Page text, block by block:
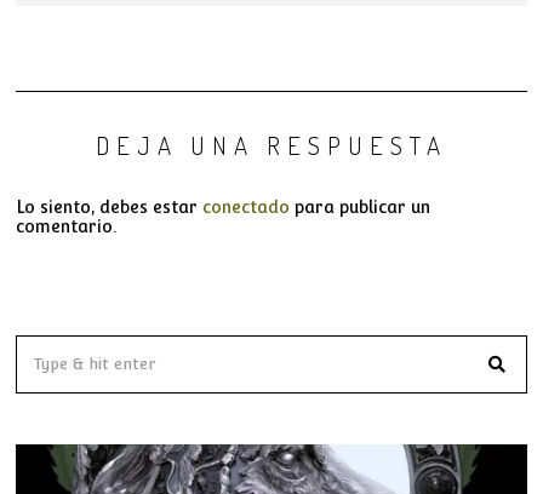
DEJA UNA RESPUESTA
Lo siento, debes estar conectado para publicar un
comentario.